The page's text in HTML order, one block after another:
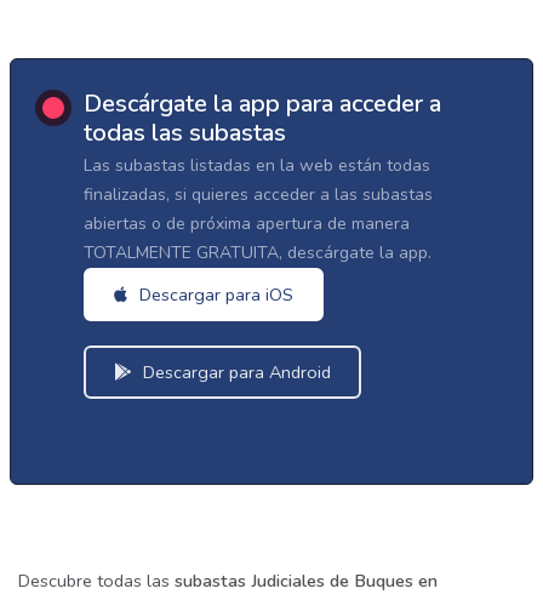
Descárgate la app para acceder a
todas las subastas
Las subastas listadas en la web están todas
finalizadas, si quieres acceder a las subastas
abiertas o de próxima apertura de manera
TOTALMENTE GRATUITA, descárgate la app.
Descargar para iOS
Descargar para Android
Descubre todas las subastas Judiciales de Buques en